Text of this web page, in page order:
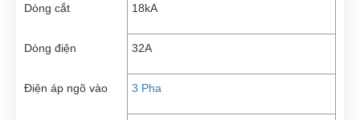
Dòng cắt 18kA
Dòng điện 32A
Điện áp ngõ vào 3 Pha